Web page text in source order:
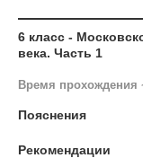
6 класс -
века. Часть 1
Время прохождения
Пояснения
Рекомендации